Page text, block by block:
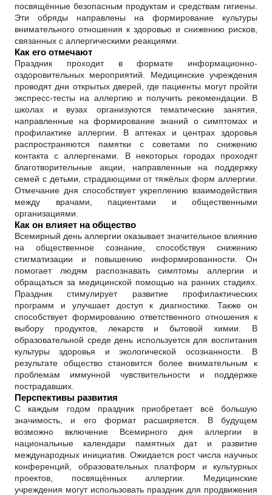
посвящённые безопасным продуктам и средствам гигиены.
Эти обряды направлены на формирование культуры
внимательного отношения к здоровью и снижению рисков,
связанных с аллергическими реакциями.
Как его отмечают
Праздник проходит в формате информационно-
оздоровительных мероприятий. Медицинские учреждения
проводят дни открытых дверей, где пациенты могут пройти
экспресс-тесты на аллергию и получить рекомендации. В
школах и вузах организуются тематические занятия,
направленные на формирование знаний о симптомах и
профилактике аллергии. В аптеках и центрах здоровья
распространяются памятки с советами по снижению
контакта с аллергенами. В некоторых городах проходят
благотворительные акции, направленные на поддержку
семей с детьми, страдающими от тяжёлых форм аллергии.
Отмечание дня способствует укреплению взаимодействия
между врачами, пациентами и общественными
организациями.
Как он влияет на общество
Всемирный день аллергии оказывает значительное влияние
на общественное сознание, способствуя снижению
стигматизации и повышению информированности. Он
помогает людям распознавать симптомы аллергии и
обращаться за медицинской помощью на ранних стадиях.
Праздник стимулирует развитие профилактических
программ и улучшает доступ к диагностике. Также он
способствует формированию ответственного отношения к
выбору продуктов, лекарств и бытовой химии. В
образовательной среде день используется для воспитания
культуры здоровья и экологической осознанности. В
результате общество становится более внимательным к
проблемам иммунной чувствительности и поддержке
пострадавших.
Перспективы развития
С каждым годом праздник приобретает всё большую
значимость, и его формат расширяется. В будущем
возможно включение Всемирного дня аллергии в
национальные календари памятных дат и развитие
международных инициатив. Ожидается рост числа научных
конференций, образовательных платформ и культурных
проектов, посвящённых аллергии. Медицинские
учреждения могут использовать праздник для продвижения